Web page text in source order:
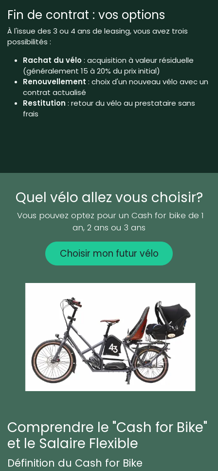
Fin de contrat : vos options
À l'issue des 3 ou 4 ans de leasing, vous avez trois
possibilités :
Rachat du vélo: acquisition à valeur résiduelle
(généralement 15 à 20% du prix initial)
Renouvellement : choix d'un nouveau vélo avec un
contrat actualisé
Restitution : retour du vélo au prestataire sans
frais
Quel vélo allez vous choisir?
Vous pouvez optez pour un Cash for bike de 1
an, 2 ans ou 3 ans
Choisir mon futur vélo
Comprendre le "Cash for Bike"
et le Salaire Flexible
Définition du Cash for Bike